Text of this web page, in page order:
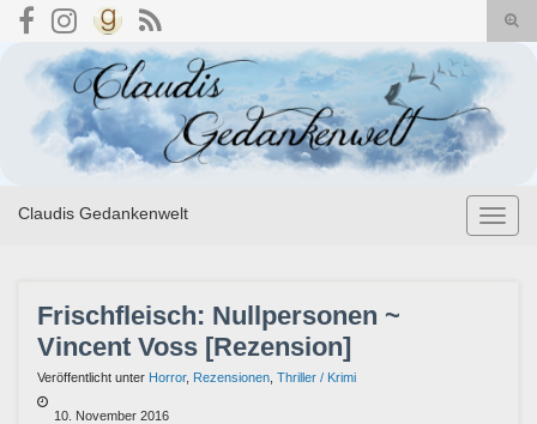
Search for:
Claudis Gedankenwelt
Frischfleisch: Nullpersonen ~
Vincent Voss [Rezension]
Veröffentlicht unter Horror, Rezensionen Thriller / Krimi
10. November 2016